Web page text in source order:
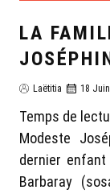
LA
Laëtitia 18 Juin
Temps de
Modeste
dernier enfant
Barbaray